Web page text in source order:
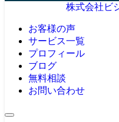
株式会社ビ
お客様の声
サービス一覧
プロフィール
ブログ
無料相談
お問い合わせ